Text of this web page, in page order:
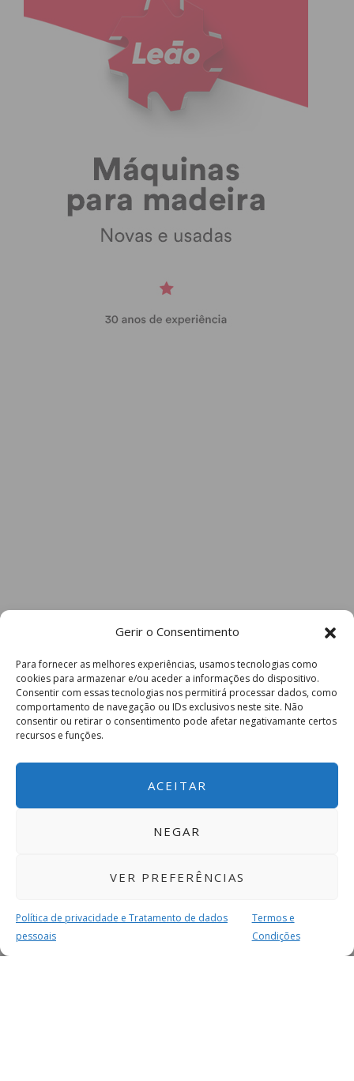
Gerir o Consentimento
Para fornecer as melhores experiências, usamos tecnologias como
cookies para armazenar e/ou aceder a informações do dispositivo.
Consentir com essas tecnologias nos permitirá processar dados, como
comportamento de navegação ou IDs exclusivos neste site. Não
consentir ou retirar o consentimento pode afetar negativamante certos
recursos e funções.
ACEITAR
NEGAR
VER PREFERÊNCIAS
Política de privacidade e Tratamento de dados
pessoais
Termos e
Condições